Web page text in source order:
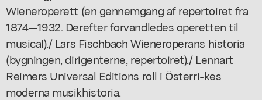
Wieneroperett (en gennemgang af repertoiret fra
1874—1932. Derefter forvandledes operetten til
musical)./ Lars Fischbach Wieneroperans historia
(bygningen, dirigenterne, repertoiret)./ Lennart
Reimers Universal Editions roll i Österri-kes
moderna musikhistoria.